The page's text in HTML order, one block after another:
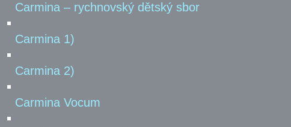
Carmina – rychnovský dětský sbor
Carmina 1)
Carmina 2)
Carmina Vocum